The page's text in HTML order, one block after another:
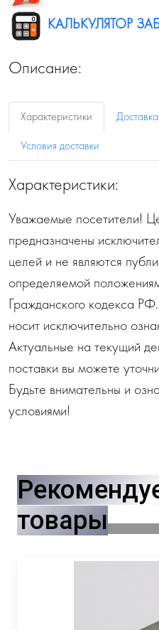
КАЛЬКУЛЯТОР
Описание:
Характеристики Доставка
Условия доставки
Характеристики:
Уважаемые посетители!
предназначены
целей и не являются
определяемой
Гражданского кодекса
носит исключительно
Актуальные на текущий
поставки вы можете
Будьте внимательны и
условиями!
товары